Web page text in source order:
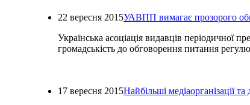
22 вересня 2015УАВПП вимагає прозорого
Українська асоціація видавців періодичної
громадськість до обговорення питання
17 вересня 2015Найбільші медіаорганізації